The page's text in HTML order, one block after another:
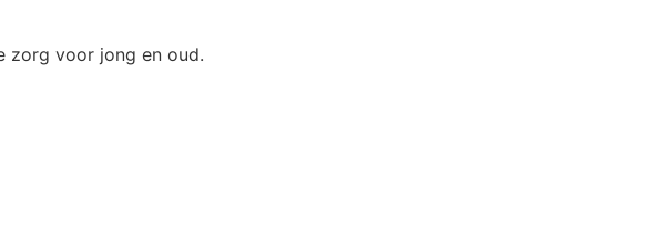
zorg voor jong en oud.